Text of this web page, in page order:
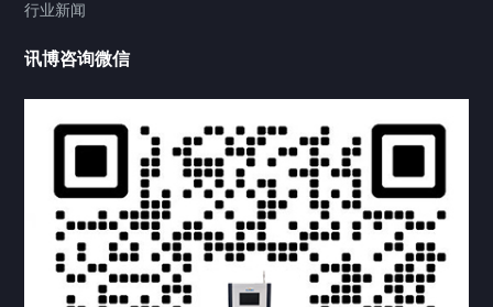
行业新闻
讯博咨询微信